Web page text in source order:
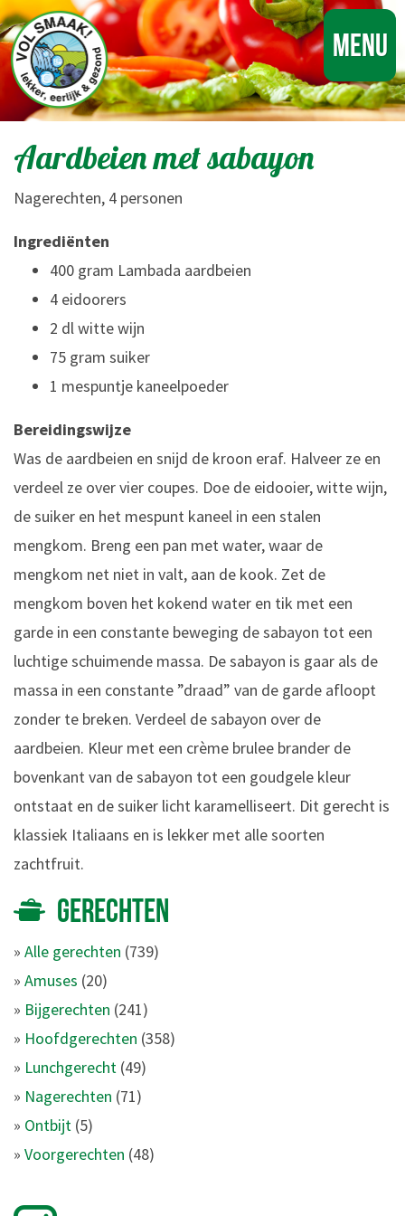
Menu
Aardbeien met sabayon
Nagerechten, 4 personen
Ingrediënten
400 gram Lambada aardbeien
4 eidoorers
2 dl witte wijn
75 gram suiker
1 mespuntje kaneelpoeder
Bereidingswijze
Was de aardbeien en snijd de kroon eraf. Halveer ze en
verdeel ze over vier coupes. Doe de eidooier, witte wijn,
de suiker en het mespunt kaneel in een stalen
mengkom. Breng een pan met water, waar de
mengkom net niet in valt, aan de kook. Zet de
mengkom boven het kokend water en tik met een
garde in een constante beweging de sabayon tot een
luchtige schuimende massa. De sabayon is gaar als de
massa in een constante ”draad” van de garde afloopt
zonder te breken. Verdeel de sabayon over de
aardbeien. Kleur met een crème brulee brander de
bovenkant van de sabayon tot een goudgele kleur
ontstaat en de suiker licht karamelliseert. Dit gerecht is
klassiek Italiaans en is lekker met alle soorten
zachtfruit.
GERECHTEN
» Alle gerechten (739)
» Amuses (20)
» Bijgerechten (241)
» Hoofdgerechten (358)
» Lunchgerecht (49)
» Nagerechten (71)
» Ontbijt (5)
» Voorgerechten (48)